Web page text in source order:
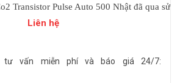
Transistor Pulse Auto 500 Nhật đã qua sử
dụng.
Liên hệ
tư vấn miễn phí và báo giá 24/7: